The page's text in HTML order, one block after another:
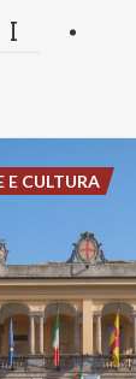
E CULTURA